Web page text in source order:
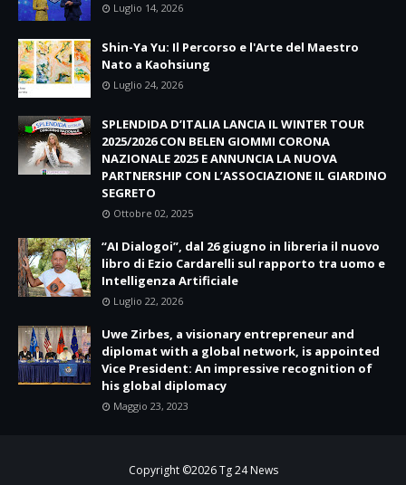
Luglio 14, 2026
Shin-Ya Yu: Il Percorso e l'Arte del Maestro
Nato a Kaohsiung
Luglio 24, 2026
SPLENDIDA D’ITALIA LANCIA IL WINTER TOUR
2025/2026 CON BELEN GIOMMI CORONA
NAZIONALE 2025 E ANNUNCIA LA NUOVA
PARTNERSHIP CON L’ASSOCIAZIONE IL GIARDINO
SEGRETO
Ottobre 02, 2025
“AI Dialogoi”, dal 26 giugno in libreria il nuovo
libro di Ezio Cardarelli sul rapporto tra uomo e
Intelligenza Artificiale
Luglio 22, 2026
Uwe Zirbes, a visionary entrepreneur and
diplomat with a global network, is appointed
Vice President: An impressive recognition of
his global diplomacy
Maggio 23, 2023
Copyright ©2026Tg 24 News